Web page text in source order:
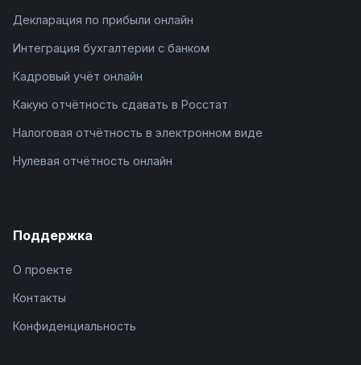
Декларация по прибыли онлайн
Интеграция бухгалтерии с банком
Кадровый учёт онлайн
Какую отчётность сдавать в Росстат
Налоговая отчётность в электронном виде
Нулевая отчётность онлайн
Поддержка
О проекте
Контакты
Конфиденциальность